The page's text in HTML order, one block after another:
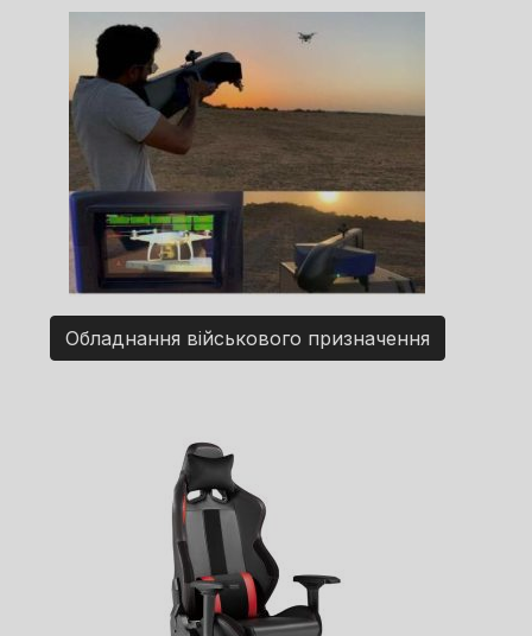
Обладнання військового призначення